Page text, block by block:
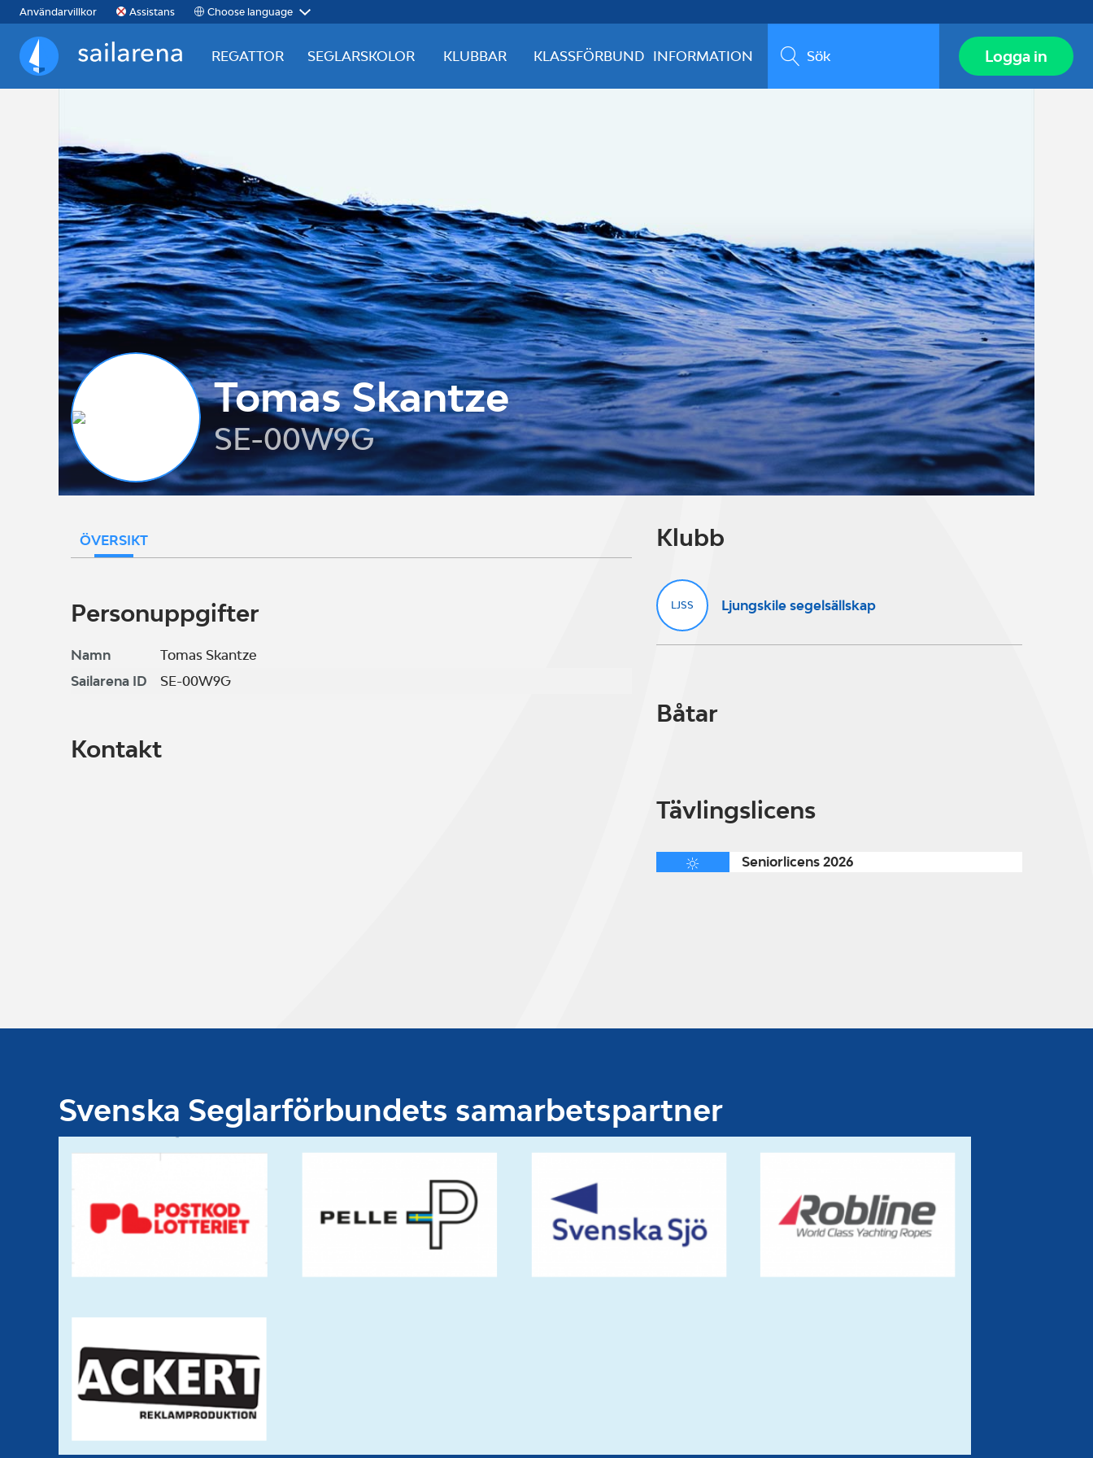
Användarvillkor Assistans Choose language
Sailarena
REGATTOR SEGLARSKOLOR KLUBBAR KLASSFÖRBUND INFORMATION Sök Logga in
Tomas Skantze
SE-00W9G
ÖVERSIKT
Personuppgifter
Namn
Tomas Skantze
Sailarena ID
SE-00W9G
Kontakt
Klubb
LJSS Ljungskile segelsällskap
Båtar
Tävlingslicens
Seniorlicens 2026
Svenska Seglarförbundets samarbetspartner